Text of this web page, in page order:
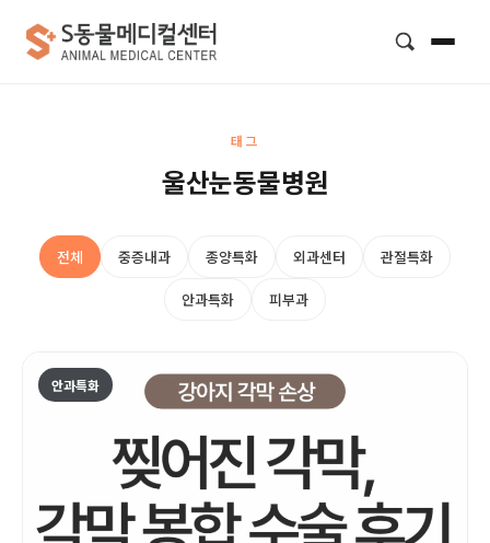
태그
울산눈동물병원
전체 중증내과 종양특화 외과센터 관절특화
안과특화 피부과
안과특화